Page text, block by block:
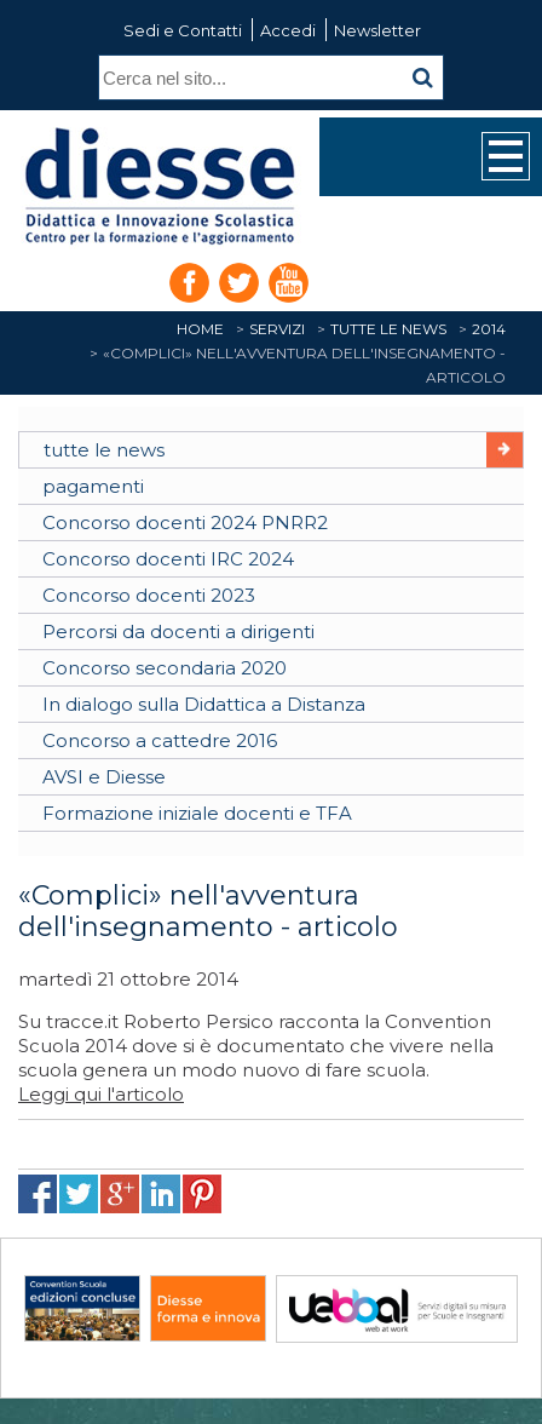
Sedi e Contatti Accedi Newsletter
HOME SERVIZI TUTTE LE NEWS
2014
«COMPLICI» NELL'AVVENTURA DELL'INSEGNAMENTO -
ARTICOLO
tutte le news
pagamenti
Concorso docenti 2024 PNRR2
Concorso docenti IRC 2024
Concorso docenti 2023
Percorsi da docenti a dirigenti
Concorso secondaria 2020
In dialogo sulla Didattica a Distanza
Concorso a cattedre 2016
AVSI e Diesse
Formazione iniziale docenti e TFA
«Complici» nell'avventura
dell'insegnamento - articolo
martedì 21 ottobre 2014
Su tracce.it Roberto Persico racconta la Convention
Scuola 2014 dove si è documentato che vivere nella
scuola genera un modo nuovo di fare scuola.
Leggi qui l'articolo